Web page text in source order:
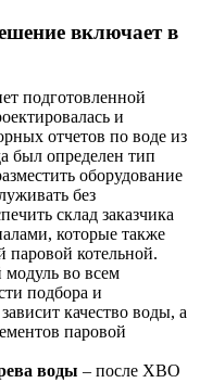
включает в
подготовленной
и
отчетов по воде из
был определен тип
оборудование
без
склад заказчика
которые также
паровой котельной.
во всем
подбора и
качество воды, а
паровой
воды – после ХВО